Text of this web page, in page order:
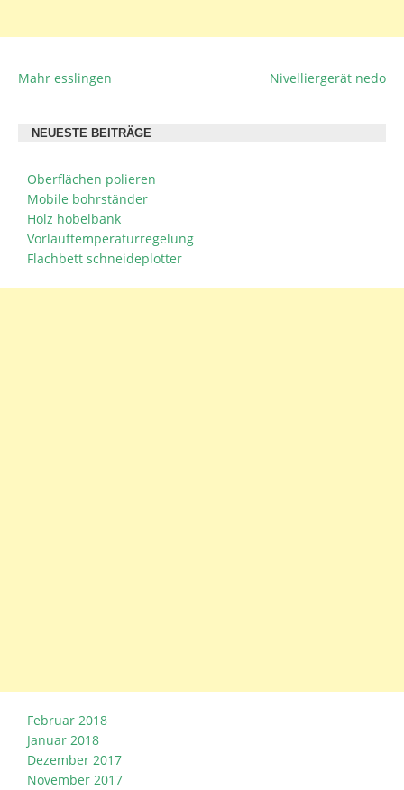
BEITRAGSNAVIGATION
Mahr esslingen Nivelliergerät nedo
NEUESTE BEITRÄGE
Oberflächen polieren
Mobile bohrständer
Holz hobelbank
Vorlauftemperaturregelung
Flachbett schneideplotter
Februar 2018
Januar 2018
Dezember 2017
November 2017